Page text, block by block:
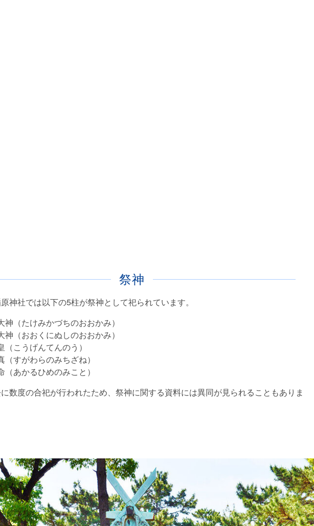
祭神
神社では以下の5柱が祭神として祀られています。
神（たけみかづちのおおかみ）
神（おおくにぬしのおおかみ）
（こうげんてんのう）
（すがわらのみちざね）
（あかるひめのみこと）
数度の合祀が行われたため、祭神に関する資料には異同が見られることもありま